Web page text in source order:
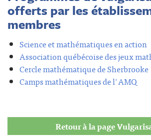
offerts par les
membres
Science et mathématiques en action
Association québécoise des jeux
Cercle mathématique de Sherbrooke
Camps mathématiques de l'AMQ
Retour à la page